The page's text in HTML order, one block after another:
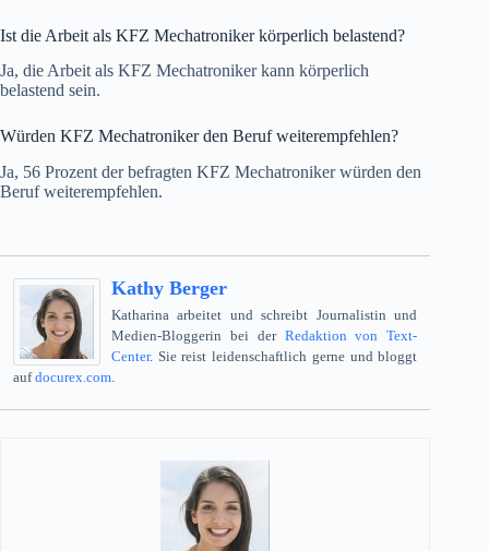
Ist die Arbeit als KFZ Mechatroniker körperlich belastend?
Ja, die Arbeit als KFZ Mechatroniker kann körperlich
belastend sein.
Würden KFZ Mechatroniker den Beruf weiterempfehlen?
Ja, 56 Prozent der befragten KFZ Mechatroniker würden den
Beruf weiterempfehlen.
Kathy Berger
Katharina arbeitet und schreibt Journalistin und
Medien-Bloggerin bei der Redaktion von Text-
Center. Sie reist leidenschaftlich gerne und bloggt
aufdocurex.com.